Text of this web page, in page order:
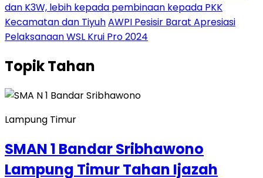
dan K3W, lebih kepada pembinaan kepada PKK
Kecamatan dan TiyuhAWPI Pesisir Barat Apresiasi
Pelaksanaan WSL Krui Pro 2024
TopikTahan
Lampung Timur
SMAN 1 Bandar Sribhawono
Lampung Timur Tahan Ijazah